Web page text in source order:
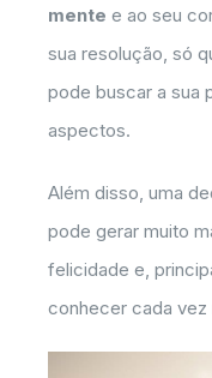
mente e ao seu
sua resolução, só
pode buscar a sua
aspectos.
Além disso, uma
pode gerar muito
felicidade e,
conhecer cada vez